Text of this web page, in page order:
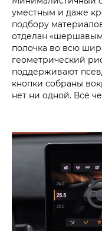
уместным и даже
подбору
отделан
полочка во всю
геометрический
поддерживают
кнопки собраны
нет ни одной. Всё